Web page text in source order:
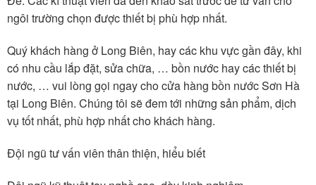
ngôi trường chọn được thiết bị phù hợp nhất.
Quý khách hàng ở Long Biên, hay các khu vực gần đây, khi
có nhu cầu lắp đặt, sửa chữa, … bồn nước hay các thiết bị
nước, … vui lòng gọi ngay cho cửa hàng bồn nước Sơn Hà
tại Long Biên. Chúng tôi sẽ đem tới những sản phẩm, dịch
vụ tốt nhất, phù hợp nhất cho khách hàng.
Đội ngũ tư vấn viên thân thiện, hiểu biết